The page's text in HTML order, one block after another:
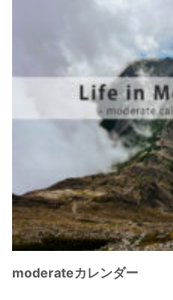
moderateカレンダー